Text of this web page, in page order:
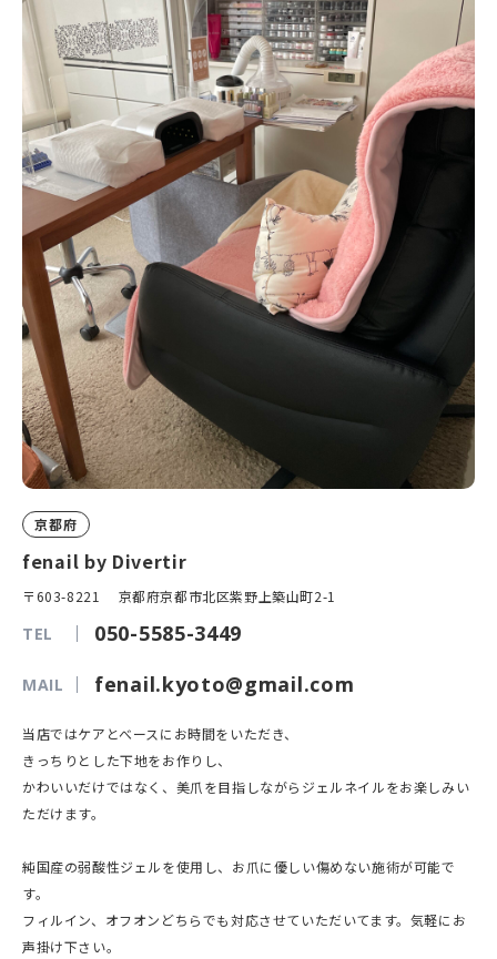
京都府
fenail by Divertir
〒603-8221 京都府京都市北区紫野上築山町2-1
TEL 050-5585-3449
MAIL fenail.kyoto@gmail.com
当店ではケアとべースにお時間をいただき、
きっちりとした下地をお作りし、
かわいいだけではなく、美爪を目指しながらジェルネイルをお楽しみい
ただけます。
純国産の弱酸性ジェルを使用し、お爪に優しい傷めない施術が可能で
す。
フィルイン、オフオンどちらでも対応させていただいてます。気軽にお
声掛け下さい。